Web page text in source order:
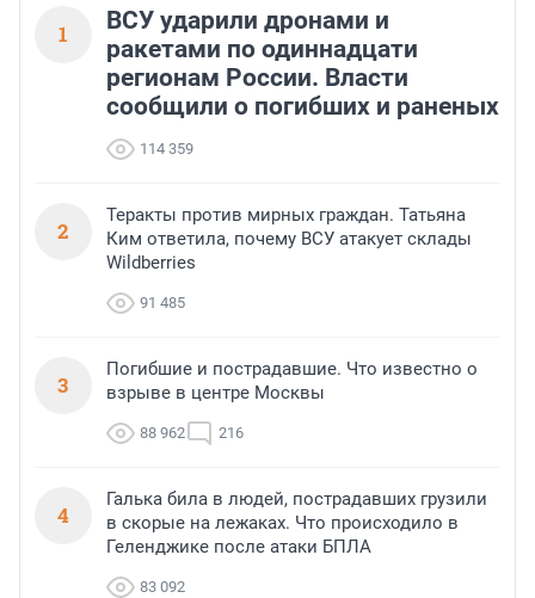
1
ВСУ ударили дронами и
ракетами по одиннадцати
регионам России. Власти
сообщили о погибших и раненых
114 359
2
Теракты против мирных граждан. Татьяна
Ким ответила, почему ВСУ атакует склады
Wildberries
91 485
3
Погибшие и пострадавшие. Что известно о
взрыве в центре Москвы
88 962 216
4
Галька била в людей, пострадавших грузили
в скорые на лежаках. Что происходило в
Геленджике после атаки БПЛА
83 092